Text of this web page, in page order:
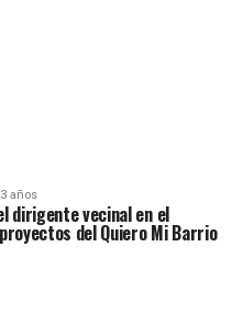
años
dirigente vecinal en el
del Quiero Mi Barrio